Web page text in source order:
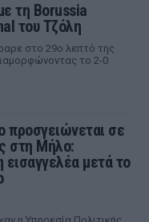
τη Borussia
του Τζόλη
στο 29ο λεπτό της
το 2-0
προσγειώνεται σε
στη Μήλο:
μετά το